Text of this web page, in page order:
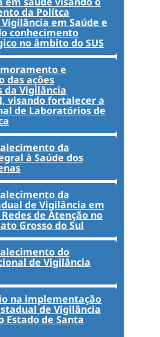
da Polítca
em Saúde e
conhecimento
no âmbito do SUS
e
das ações
da Vigilância
visando fortalecer a
de Laboratórios de
da
à Saúde dos
da
de Vigilância em
de Atenção no
Grosso do Sul
do
de Vigilância
na implementação
de Vigilância
Estado de Santa